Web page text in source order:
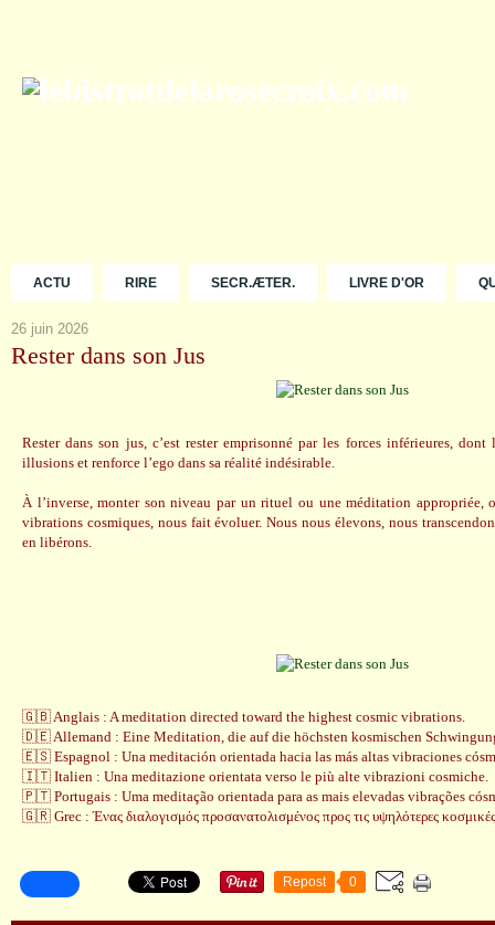
ACTU RIRE SECR.ÆTER. LIVRE D'OR
26 juin 2026
Rester dans son Jus
Rester dans son jus, c’est rester emprisonné par les forces inférieures,
illusions et renforce l’ego dans sa réalité indésirable.
À l’inverse, monter son niveau par un rituel ou une méditation appropriée,
vibrations cosmiques, nous fait évoluer. Nous nous élevons, nous
en libérons.
🇬🇧 Anglais : A meditation directed toward the highest cosmic vibrations.
🇩🇪 Allemand : Eine Meditation, die auf die höchsten kosmischen
🇪🇸 Espagnol : Una meditación orientada hacia las más altas vibraciones
🇮🇹 Italien : Una meditazione orientata verso le più alte vibrazioni cosmiche.
🇵🇹 Portugais : Uma meditação orientada para as mais elevadas vibrações
🇬🇷 Grec : Ένας διαλογισμός προσανατολισμένος προς τις υψηλότερες
Repost 0